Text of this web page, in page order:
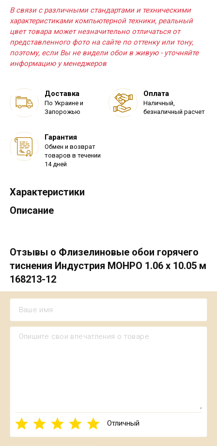
В связи с различными стандартами и техническими
характеристиками компьютерной техники, реальный
цвет товара может незначительно отличаться от
представленного фото на сайте по оттенку или тону,
поэтому, если Вы не видели обои в живую - уточняйте
информацию у менеджеров
Доставка
По Украине и
Запорожью
Оплата
Наличный,
безналичный расчет
Гарантия
Обмен и возврат
товаров в течении
14 дней
Характеристики
Описание
Отзывы о Флизелиновые обои горячего
тиснения Индустрия МОНРО 1.06 х 10.05 м
168213-12
Отличный